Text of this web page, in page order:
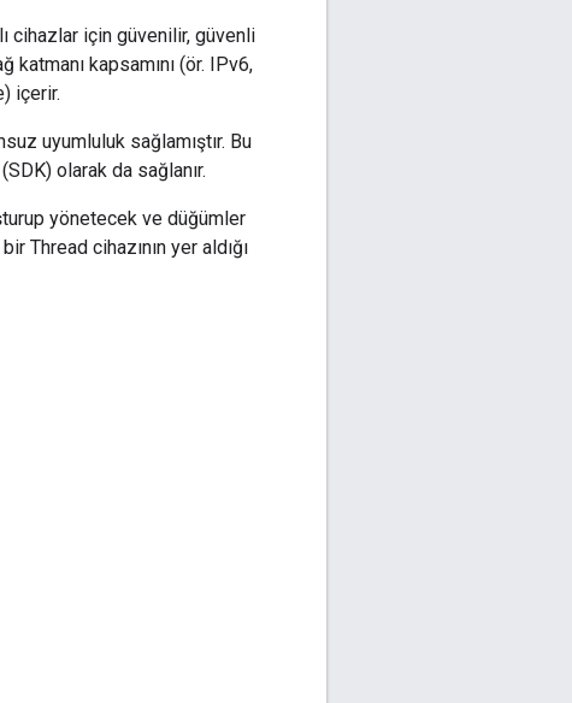
cihazlar için güvenilir, güvenli
kapsamını (ör. IPv6,
içerir.
uyumluluk sağlamıştır. Bu
olarak da sağlanır.
yönetecek ve düğümler
Thread cihazının yer aldığı